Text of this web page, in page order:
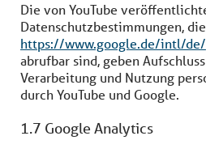
Die von YouTube
Datenschutzbestimmungen,
https://www.google.de/intl/
abrufbar sind, geben
Verarbeitung und Nutzung
durch YouTube und Google.
1.7 Google Analytics